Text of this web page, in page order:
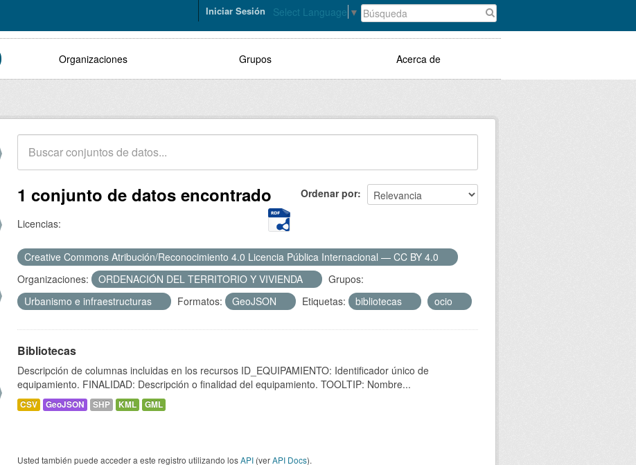
Select Language ▼
Iniciar Sesión
Organizaciones Grupos Acerca de
Ordenar por
1 conjunto de datos encontrado
Licencias:
Creative Commons Atribución/Reconocimiento 4.0 Licencia Pública Internacional — CC BY 4.0
Organizaciones:
ORDENACIÓN DEL TERRITORIO Y VIVIENDA
Grupos:
Urbanismo e infraestructuras
Formatos: GeoJSON Etiquetas: bibliotecas ocio
Bibliotecas
Descripción de columnas incluidas en los recursos ID_EQUIPAMIENTO: Identificador único de
equipamiento. FINALIDAD: Descripción o finalidad del equipamiento. TOOLTIP: Nombre...
CSV GeoJSON SHP KML GML
Usted también puede acceder a este registro utilizando losAPI (verAPI Docs).